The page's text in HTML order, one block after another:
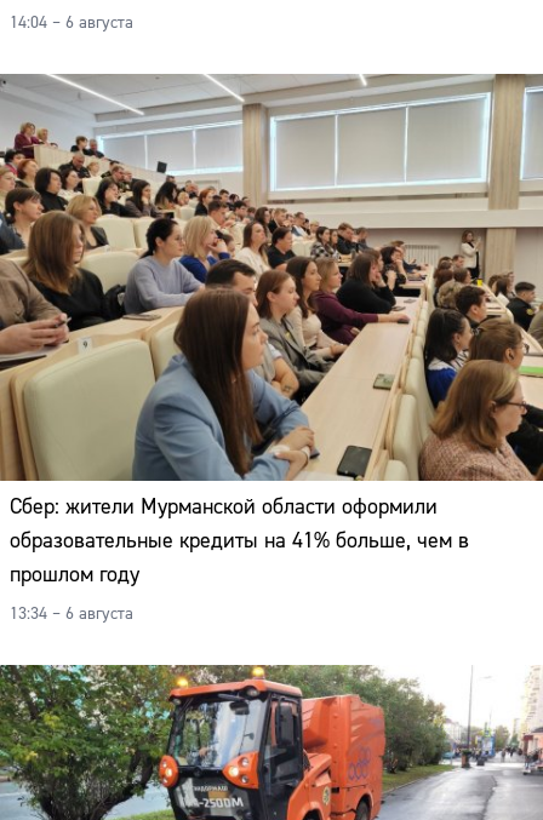
14:04 – 6 августа
Сбер: жители Мурманской области оформили
образовательные кредиты на 41% больше, чем в
прошлом году
13:34 – 6 августа